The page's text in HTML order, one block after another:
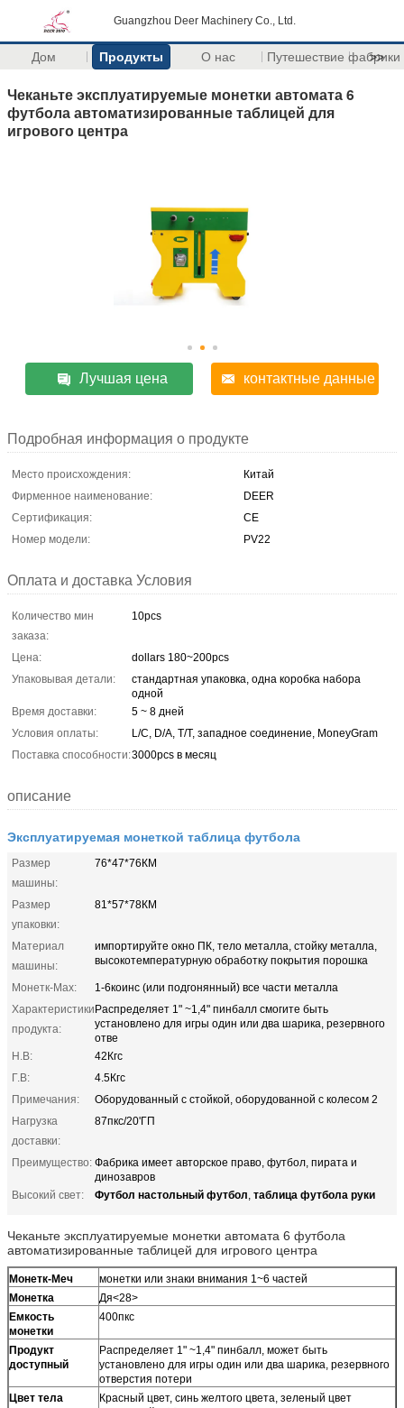
Guangzhou Deer Machinery Co., Ltd.
Дом Продукты О нас Путешествие фабрики
>>
Чеканьте эксплуатируемые монетки автомата 6
футбола автоматизированные таблицей для
игрового центра
Лучшая цена контактные данные
Подробная информация о продукте
Место происхождения:
Китай
Фирменное наименование:
DEER
Сертификация:
CE
Номер модели:
PV22
Оплата и доставка Условия
Количество мин
заказа:
10pcs
Цена:
dollars 180~200pcs
Упаковывая детали:
стандартная упаковка, одна коробка набора
одной
Время доставки:
5 ~ 8 дней
Условия оплаты:
L/C, D/A, T/T, западное соединение, MoneyGram
Поставка способности:3000pcs в месяц
описание
Эксплуатируемая монеткой таблица футбола
Размер
машины:
76*47*76КМ
Размер
упаковки:
81*57*78КМ
Материал
машины:
импортируйте окно ПК, тело металла, стойку металла,
высокотемпературную обработку покрытия порошка
Монетк-Мах:
1-6коинс (или подгонянный) все части металла
Характеристики
продукта:
Распределяет 1" ~1,4" пинбалл смогите быть
установлено для игры один или два шарика, резервного
отве
Н.В:
42Кгс
Г.В:
4.5Кгс
Примечания:
Оборудованный с стойкой, оборудованной с колесом 2
Нагрузка
доставки:
87пкс/20'ГП
Преимущество: Фабрика имеет авторское право, футбол, пирата и
динозавров
Высокий свет:
Футбол настольный футбол, таблица футбола руки
Чеканьте эксплуатируемые монетки автомата 6 футбола
автоматизированные таблицей для игрового центра
Монетк-Меч
монетки или знаки внимания 1~6 частей
Монетка
Дя<28>
Емкость
монетки
400пкс
Продукт
доступный
Распределяет 1" ~1,4" пинбалл, может быть
установлено для игры один или два шарика, резервного
отверстия потери
Цвет тела
Красный цвет, синь желтого цвета, зеленый цвет